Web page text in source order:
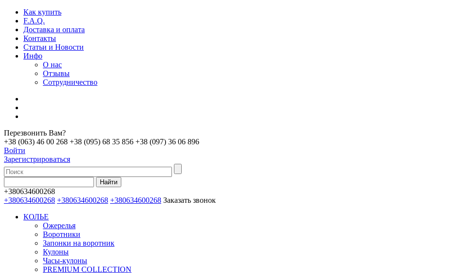
Как купить
F.A.Q.
Доставка и оплата
Контакты
Статьи и Новости
Инфо
О нас
Отзывы
Сотрудничество
Перезвонить Вам?
+38 (063) 46 00 268 +38 (095) 68 35 856 +38 (097) 36 06 896
Войти
Зарегистрироваться
+380634600268
+380634600268 +380634600268 +380634600268 Заказать звонок
КОЛЬЕ
Ожерелья
Воротники
Запонки на воротник
Кулоны
Часы-кулоны
PREMIUM COLLECTION